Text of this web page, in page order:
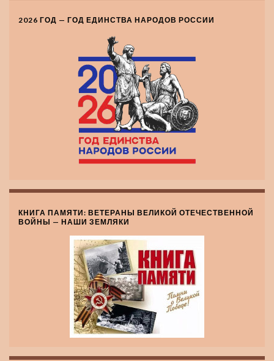
2026 ГОД — ГОД ЕДИНСТВА НАРОДОВ РОССИИ
КНИГА ПАМЯТИ: ВЕТЕРАНЫ ВЕЛИКОЙ ОТЕЧЕСТВЕННОЙ
ВОЙНЫ — НАШИ ЗЕМЛЯКИ